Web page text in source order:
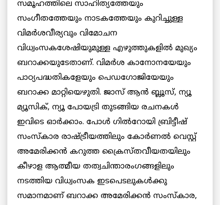
സമൂഹത്തിലെ സാഹിത്യത്തേയും
സംഗീതത്തേയും നാടകത്തേയും കുറിച്ചുള്ള
വിമര്‍ശവീര്യവും വിമോചന
വിധ്വംസകശേഷിയുമുള്ള എഴുത്തുകളില്‍ മുഖ്യം
ബറാക്കയുടേതാണ്. വിമര്‍ശ കാനോനയേയും
പാഠ്യപദ്ധതികളേയും പെഡഗോജിയേയും
ബറാക്ക മാറ്റിയെഴുതി. ജാസ് ആന്‍ ബ്ലൂസ്, ന്യൂ
മ്യൂസിക്, ന്യൂ പോയട്രി തുടങ്ങിയ രചനകള്‍
ഇവിടെ ഓര്‍ക്കാം. പോള്‍ ഗില്‍റോയി ബ്രിട്ടീഷ്
സംസ്‌കാര രാഷ്ട്രീയത്തിലും കോര്‍ണല്‍ വെസ്റ്റ്
അമേരിക്കന്‍ കറുത്ത ക്രൈസ്തവീയതയിലും
കീഴാള ആത്മീയ തത്വചിന്താരംഗങ്ങളിലും
നടത്തിയ വിധ്വംസക ഇടപെടലുകള്‍ക്കു
സമാനമാണ് ബറാക്ക അമേരിക്കന്‍ സംസ്‌കാര,